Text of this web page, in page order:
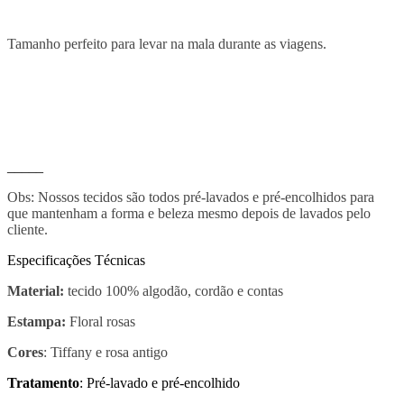
Tamanho perfeito para levar na mala durante as viagens.
Obs: Nossos tecidos são todos pré-lavados e pré-encolhidos para
que mantenham a forma e beleza mesmo depois de lavados pelo
cliente.
Especificações Técnicas
Material: tecido 100% algodão, cordão e contas
Estampa: Floral rosas
Cores: Tiffany e rosa antigo
Tratamento: Pré-lavado e pré-encolhido